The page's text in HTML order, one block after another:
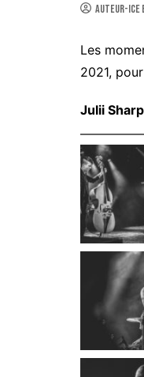
auteur-ice
Les
2021,
Julii Sharp